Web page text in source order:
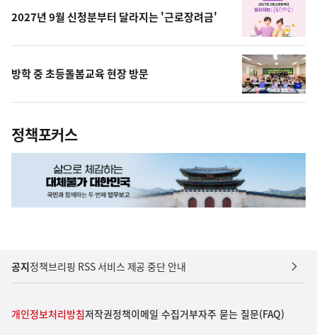
2027년 9월 신청분부터 달라지는 '근로장려금'
방학 중 초등돌봄교육 현장 방문
정책포커스
공지정책브리핑 RSS 서비스 제공 중단 안내
개인정보처리방침저작권정책이메일 수집거부자주 묻는 질문(FAQ)